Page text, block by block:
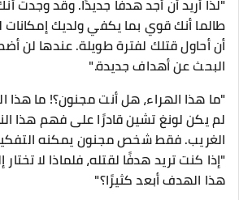
"لذا أريد أن أجد هدفًا جديدًا. وقد وجدت
طالما أنك قوي بما يكفي ولديك إمكانات
أن أحاول قتلك لفترة طويلة. عندها لن
البحث عن أهداف جديدة."
"ما هذا الهراء، هل أنت مجنون؟! ما
لم يكن لونغ تشين قادرًا على فهم هذا
الغريب. فقط شخص مجنون يمكنه
"إذا كنت تريد هدفًا لقتله، فلماذا لا
هذا الهدف أبعد كثيرًا؟"